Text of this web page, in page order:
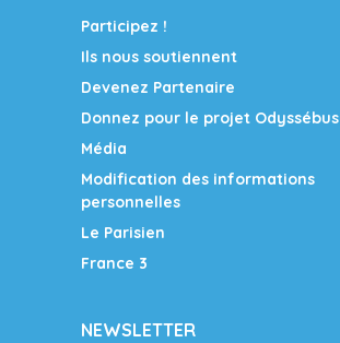
Participez !
Ils nous soutiennent
Devenez Partenaire
Donnez pour le projet Odyssébus
Média
Modification des informations
personnelles
Le Parisien
France 3
NEWSLETTER